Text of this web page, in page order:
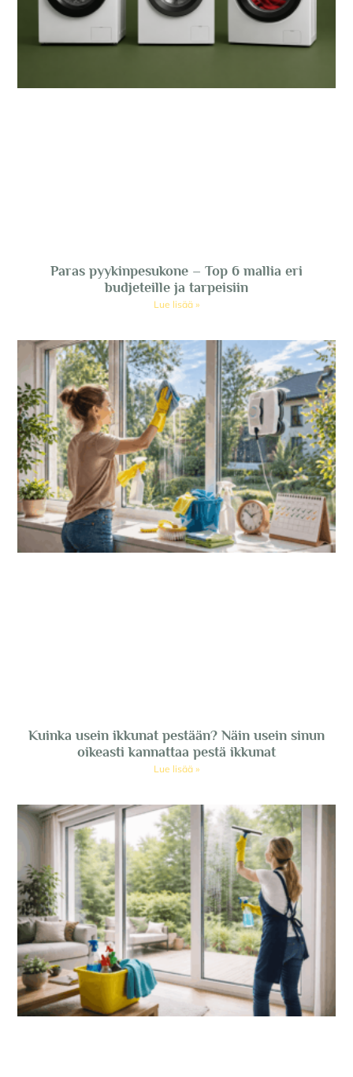
Paras pyykinpesukone – Top 6 mallia eri
budjeteille ja tarpeisiin
Lue lisää »
Kuinka usein ikkunat pestään? Näin usein sinun
oikeasti kannattaa pestä ikkunat
Lue lisää »